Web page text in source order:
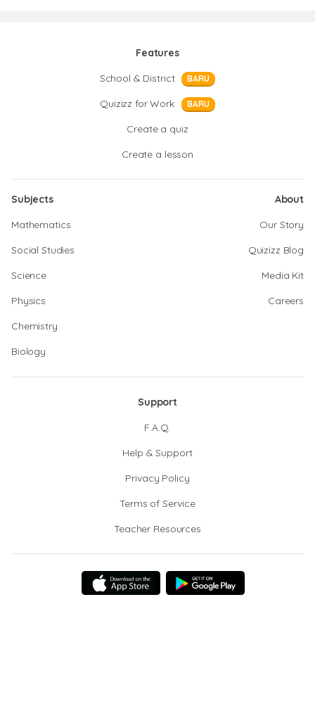
Features
School & District
BARU
Quizizz for Work BARU
Create a quiz
Create a lesson
Subjects
Mathematics
Social Studies
Science
Physics
Chemistry
Biology
About
Our Story
Quizizz Blog
Media Kit
Careers
Support
F.A.Q.
Help & Support
Privacy Policy
Terms of Service
Teacher Resources